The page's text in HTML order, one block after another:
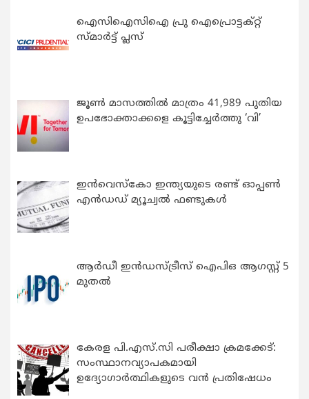
ഐസിഐസിഐ പ്രു ഐപ്രൊട്ടക്റ്റ്
സ്മാർട്ട് പ്ലസ്
ജൂൺ മാസത്തിൽ മാത്രം 41,989 പുതിയ
ഉപഭോക്താക്കളെ കൂട്ടിച്ചേർത്തു ‘വി’
ഇന്‍വെസ്കോ ഇന്ത്യയുടെ രണ്ട് ഓപ്പണ്‍
എന്‍ഡഡ് മ്യൂച്വല്‍ ഫണ്ടുകള്‍
ആർഡീ ഇൻഡസ്ട്രീസ് ഐപിഒ ആഗസ്റ്റ് 5
മുതൽ
കേരള പി.എസ്.സി പരീക്ഷാ ക്രമക്കേട്:
സംസ്ഥാനവ്യാപകമായി
ഉദ്യോഗാര്‍ത്ഥികളുടെ വന്‍ പ്രതിഷേധം